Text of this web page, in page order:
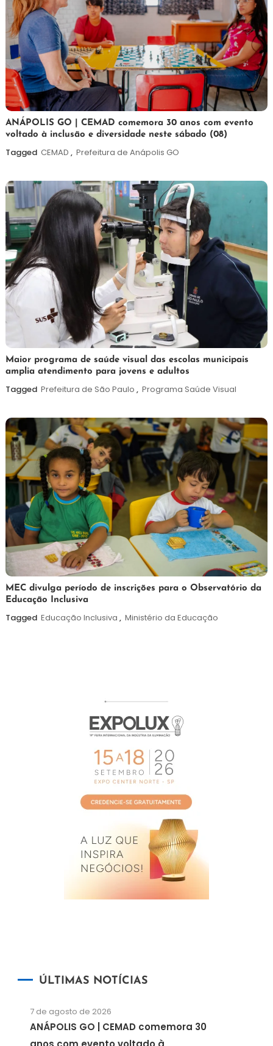
7
de
agosto
Maurilio
ANÁPOLIS GO | CEMAD comemora 30 anos com evento
voltado à inclusão e diversidade neste sábado (08)
Tagged CEMAD , Prefeitura de Anápolis GO
7
de
agosto
Maurilio
Maior programa de saúde visual das escolas municipais
amplia atendimento para jovens e adultos
Tagged Prefeitura de São Paulo , Programa Saúde Visual
7
de
agosto
Maurilio
MEC divulga período de inscrições para o Observatório da
Educação Inclusiva
Tagged Educação Inclusiva , Ministério da Educação
ÚLTIMAS NOTÍCIAS
7 de agosto de 2026
ANÁPOLIS GO | CEMAD comemora 30